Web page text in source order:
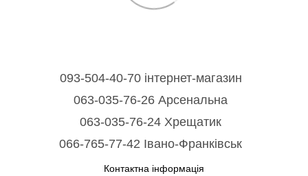
093-504-40-70 інтернет-магазин
063-035-76-26 Арсенальна
063-035-76-24 Хрещатик
066-765-77-42 Івано-Франківськ
Контактна інформація